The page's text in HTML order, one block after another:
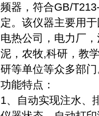
频器，符合GB/
定。该仪器主要用
电热公司，电力厂
泥，农牧,科研，教
研等单位等众多部
功能特点：
1、自动实现注水、